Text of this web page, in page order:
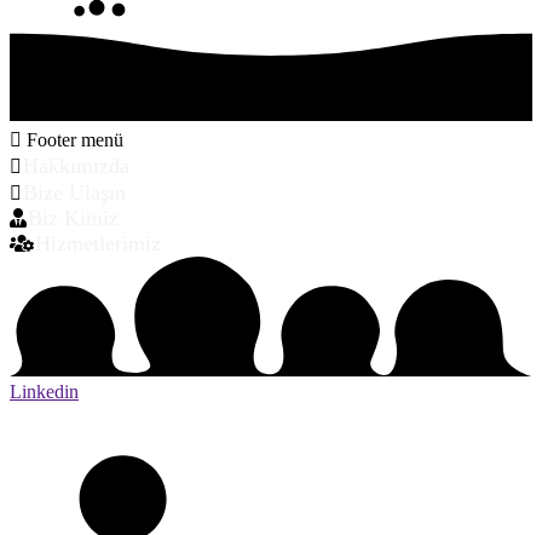
Footer menü
Linkedin